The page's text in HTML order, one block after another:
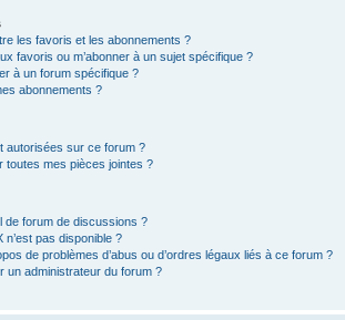
les favoris et les abonnements ?
favoris ou m’abonner à un sujet spécifique ?
à un forum spécifique ?
abonnements ?
autorisées sur ce forum ?
toutes mes pièces jointes ?
de forum de discussions ?
n’est pas disponible ?
de problèmes d’abus ou d’ordres légaux liés à ce forum ?
un administrateur du forum ?